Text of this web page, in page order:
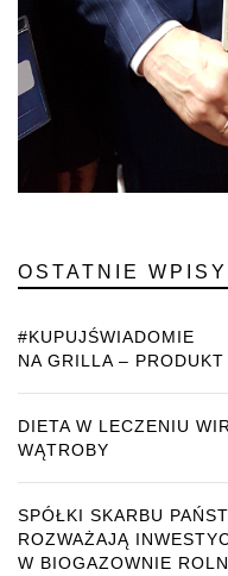
OSTATNIE WPISY
#KUPUJŚWIADOMIE
NA GRILLA – PRODUKT
DIETA W LECZENIU
WĄTROBY
SPÓŁKI SKARBU
ROZWAŻAJĄ
W BIOGAZOWNIE